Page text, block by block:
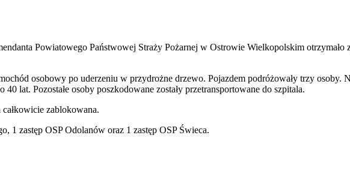
Powiatowego Państwowej Straży Pożarnej w Ostrowie Wielkopolskim otrzymało
osobowy po uderzeniu w przydrożne drzewo. Pojazdem podróżowały trzy osoby.
lat. Pozostałe osoby poszkodowane zostały przetransportowane do szpitala.
zablokowana.
1 zastęp OSP Odolanów oraz 1 zastęp OSP Świeca.